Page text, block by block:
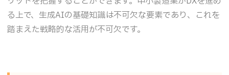
る上で、生成AIの基礎知識は不可欠な要素であり、これを
踏まえた戦略的な活用が不可欠です。